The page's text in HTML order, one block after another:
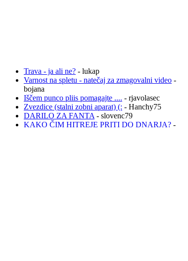
Trava - ja ali ne? - lukap
Varnost na spletu - natečaj za zmagovalni video -
bojana
Iščem punco pliis pomagajte .... - rjavolasec
Zvezdice (stalni zobni aparat) (: - Hanchy75
DARILO ZA FANTA - slovenc79
KAKO ČIM HITREJE PRITI DO DNARJA? -